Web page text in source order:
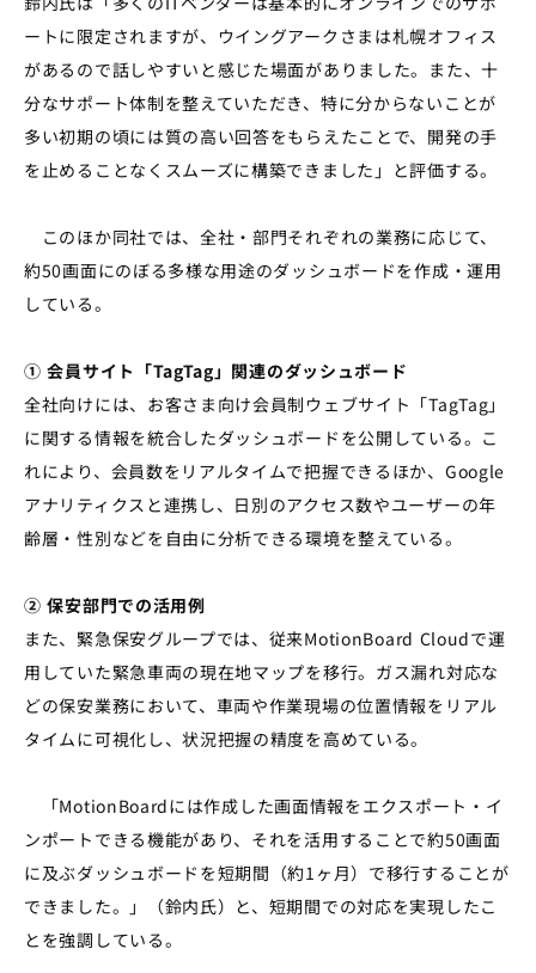
ートに限定されますが、ウイングアークさまは札幌オフィス
があるので話しやすいと感じた場面がありました。また、十
分なサポート体制を整えていただき、特に分からないことが
多い初期の頃には質の高い回答をもらえたことで、開発の手
を止めることなくスムーズに構築できました」と評価する。
このほか同社では、全社・部門それぞれの業務に応じて、
約50画面にのぼる多様な用途のダッシュボードを作成・運用
している。
① 会員サイト「TagTag」関連のダッシュボード
全社向けには、お客さま向け会員制ウェブサイト「TagTag」
に関する情報を統合したダッシュボードを公開している。こ
れにより、会員数をリアルタイムで把握できるほか、Google
アナリティクスと連携し、日別のアクセス数やユーザーの年
齢層・性別などを自由に分析できる環境を整えている。
② 保安部門での活用例
また、緊急保安グループでは、従来MotionBoard Cloudで運
用していた緊急車両の現在地マップを移行。ガス漏れ対応な
どの保安業務において、車両や作業現場の位置情報をリアル
タイムに可視化し、状況把握の精度を高めている。
「MotionBoardには作成した画面情報をエクスポート・イ
ンポートできる機能があり、それを活用することで約50画面
に及ぶダッシュボードを短期間（約1ヶ月）で移行することが
できました。」（鈴内氏）と、短期間での対応を実現したこ
とを強調している。